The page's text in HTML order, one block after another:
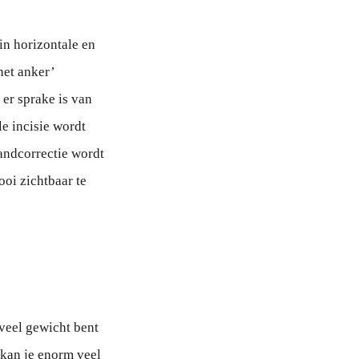
horizontale en
anker’
sprake is van
incisie wordt
wordt
zichtbaar te
gewicht bent
je enorm veel